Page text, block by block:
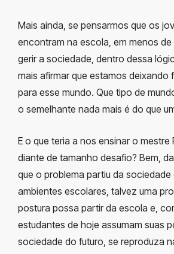
Mais ainda, se pensarmos que os
encontram na escola, em menos
gerir a sociedade, dentro dessa
mais afirmar que estamos deixando
para esse mundo. Que tipo de
o semelhante nada mais é do que
E o que teria a nos ensinar o mestre
diante de tamanho desafio? Bem,
que o problema partiu da sociedade
ambientes escolares, talvez uma
postura possa partir da escola e,
estudantes de hoje assumam suas
sociedade do futuro, se reproduza